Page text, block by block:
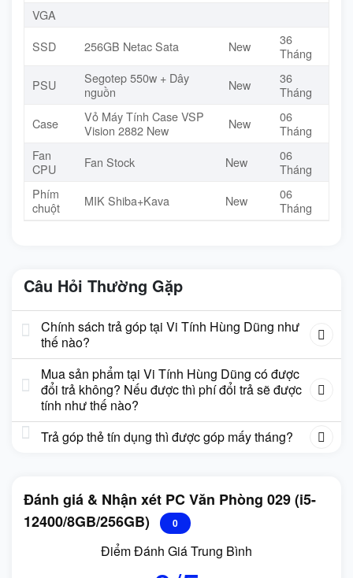
VGA
SSD
256GB Netac Sata New
36
Tháng
PSU
Segotep 550w + Dây
nguồn
New
36
Tháng
Case
Vỏ Máy Tính Case VSP
Vision 2882 New
New
06
Tháng
Fan
CPU
Fan Stock New
06
Tháng
Phím
chuột
MIK Shiba+Kava New
06
Tháng
Câu Hỏi Thường Gặp
Chính sách trả góp tại Vi Tính Hùng Dũng như
thế nào?
Mua sản phẩm tại Vi Tính Hùng Dũng có được
đổi trả không? Nếu được thì phí đổi trả sẽ được
tính như thế nào?
Trả góp thẻ tín dụng thì được góp mấy tháng?
Đánh giá & Nhận xét PC Văn Phòng 029 (i5-
12400/8GB/256GB)
0
Điểm Đánh Giá Trung Bình